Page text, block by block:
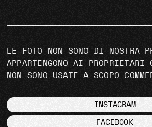
LE FOTO NON SONO DI NOSTRA
APPARTENGONO AI
NON SONO USATE A SCOPO
INSTAGRAM
FACEBOOK